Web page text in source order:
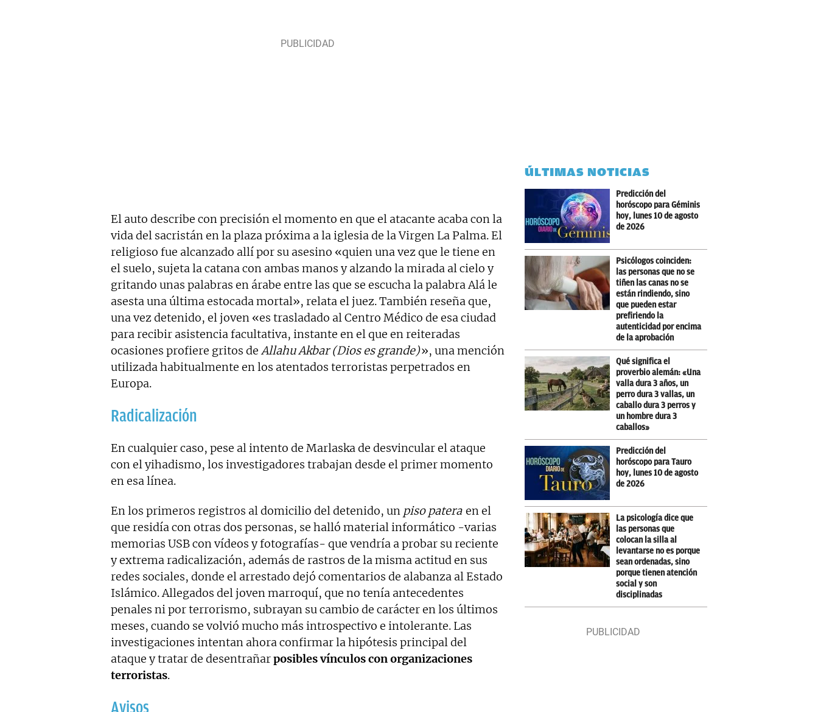
El auto describe con precisión el momento en que el atacante acaba con la
vida del sacristán en la plaza próxima a la iglesia de la Virgen La Palma. El
religioso fue alcanzado allí por su asesino «quien una vez que le tiene en
el suelo, sujeta la catana con ambas manos y alzando la mirada al cielo y
gritando unas palabras en árabe entre las que se escucha la palabra Alá le
asesta una última estocada mortal», relata el juez. También reseña que,
una vez detenido, el joven «es trasladado al Centro Médico de esa ciudad
para recibir asistencia facultativa, instante en el que en reiteradas
ocasiones profiere gritos de Allahu Akbar (Dios es grande)», una mención
utilizada habitualmente en los atentados terroristas perpetrados en
Europa.
Radicalización
En cualquier caso, pese al intento de Marlaska de desvincular el ataque
con el yihadismo, los investigadores trabajan desde el primer momento
en esa línea.
En los primeros registros al domicilio del detenido, un piso patera en el
que residía con otras dos personas, se halló material informático -varias
memorias USB con vídeos y fotografías- que vendría a probar su reciente
y extrema radicalización, además de rastros de la misma actitud en sus
redes sociales, donde el arrestado dejó comentarios de alabanza al Estado
Islámico. Allegados del joven marroquí, que no tenía antecedentes
penales ni por terrorismo, subrayan su cambio de carácter en los últimos
meses, cuando se volvió mucho más introspectivo e intolerante. Las
investigaciones intentan ahora confirmar la hipótesis principal del
ataque y tratar de desentrañarposibles vínculos con organizaciones
terroristas.
Avisos
ÚLTIMAS NOTICIAS
Predicción del
horóscopo para Géminis
hoy, lunes 10 de agosto
de 2026
Psicólogos coinciden:
las personas que no se
tiñen las canas no se
están rindiendo, sino
que pueden estar
prefiriendo la
autenticidad por encima
de la aprobación
Qué significa el
proverbio alemán: «Una
valla dura 3 años, un
perro dura 3 vallas, un
caballo dura 3 perros y
un hombre dura 3
caballos»
Predicción del
horóscopo para Tauro
hoy, lunes 10 de agosto
de 2026
La psicología dice que
las personas que
colocan la silla al
levantarse no es porque
sean ordenadas, sino
porque tienen atención
social y son
disciplinadas